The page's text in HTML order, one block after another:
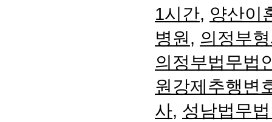
1시간, 양산이
병원 , 의정부
의정부법무법
원강제추행변
사, 성남법무